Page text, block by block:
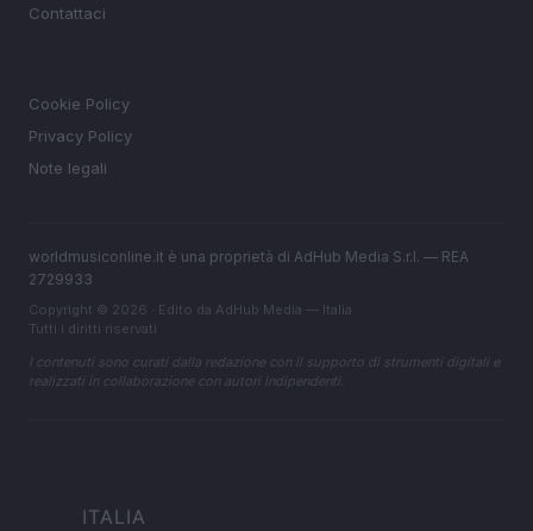
Contattaci
Cookie Policy
Privacy Policy
Note legali
worldmusiconline.it è una proprietà di AdHub Media S.r.l. — REA
2729933
Copyright © 2026 · Edito da AdHub Media — Italia
Tutti i diritti riservati
I contenuti sono curati dalla redazione con il supporto di strumenti digitali e
realizzati in collaborazione con autori indipendenti.
ITALIA